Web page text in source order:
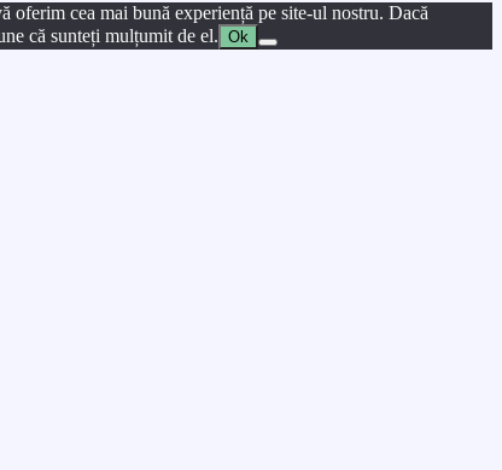
oferim cea mai bună experiență pe site-ul nostru. Dacă
că sunteți mulțumit de el.
Ok